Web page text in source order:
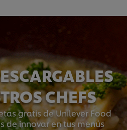
CHEFS
gratis de Unilever Food
de innovar en tus menús